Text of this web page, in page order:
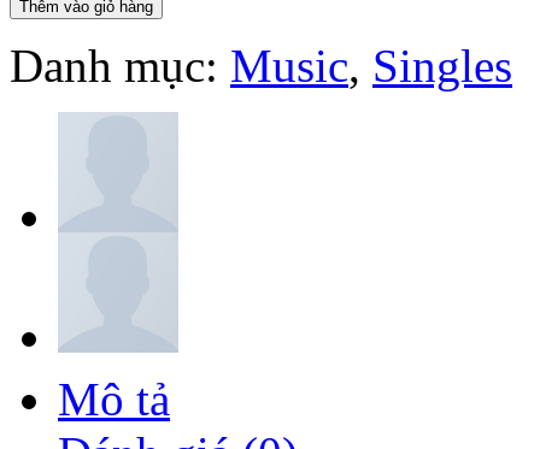
Thêm vào giỏ hàng
Danh mục: Music, Singles
Mô tả